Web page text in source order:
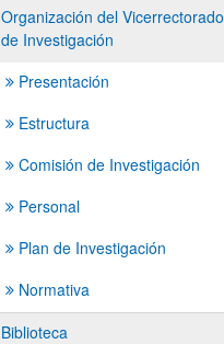
Organización del Vicerrectorado
de Investigación
Presentación
Estructura
Comisión de Investigación
Personal
Plan de Investigación
Normativa
Biblioteca